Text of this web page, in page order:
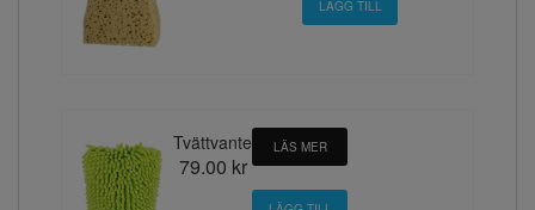
Tvättvante
79.00 kr
LÄS MER